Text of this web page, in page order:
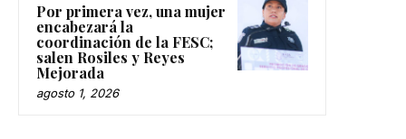
Por primera vez, una mujer
encabezará la
coordinación de la FESC;
salen Rosiles y Reyes
Mejorada
agosto 1, 2026